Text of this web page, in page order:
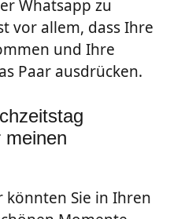
Whatsapp zu
vor allem, dass Ihre
und Ihre
Paar ausdrücken.
meinen
könnten Sie in Ihren